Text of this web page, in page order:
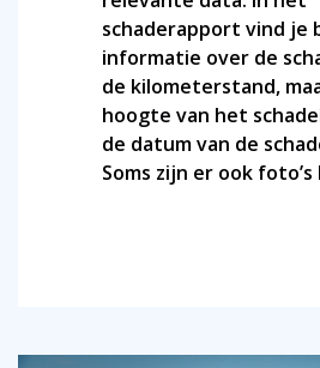
schaderapport vind je
informatie over de
de kilometerstand,
hoogte van het
de datum van de
Soms zijn er ook